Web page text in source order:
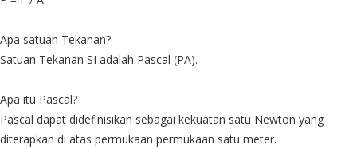
Apa satuan Tekanan?
Satuan Tekanan SI adalah Pascal (PA).
Apa itu Pascal?
Pascal dapat didefinisikan sebagai kekuatan satu Newton yang
diterapkan di atas permukaan permukaan satu meter.